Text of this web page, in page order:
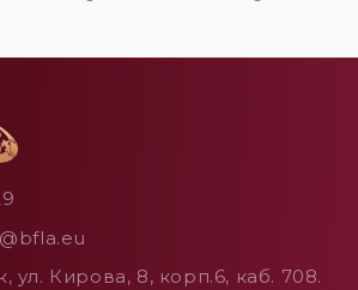
ул. Кирова, 8, корп.6, каб. 708.